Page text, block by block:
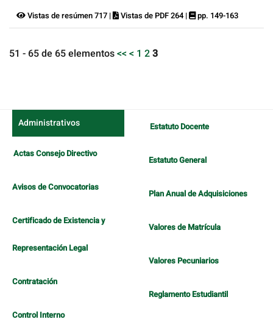
Vistas de resúmen 717 | Vistas de PDF 264 | pp. 149-163
51 - 65 de 65 elementos<< < 1 23
Administrativos
Actas Consejo Directivo
Avisos de Convocatorias
Certificado de Existencia y
Representación Legal
Contratación
Control Interno
Estatuto Docente
Estatuto General
Plan Anual de Adquisiciones
Valores de Matrícula
Valores Pecuniarios
Reglamento Estudiantil